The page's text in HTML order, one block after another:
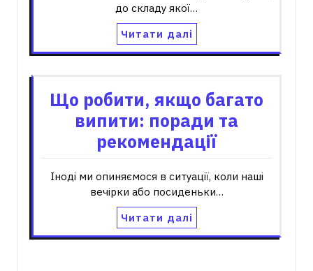
до складу якої…
Читати далі
Що робити, якщо багато
випити: поради та
рекомендації
Іноді ми опиняємося в ситуації, коли наші
вечірки або посиденьки…
Читати далі